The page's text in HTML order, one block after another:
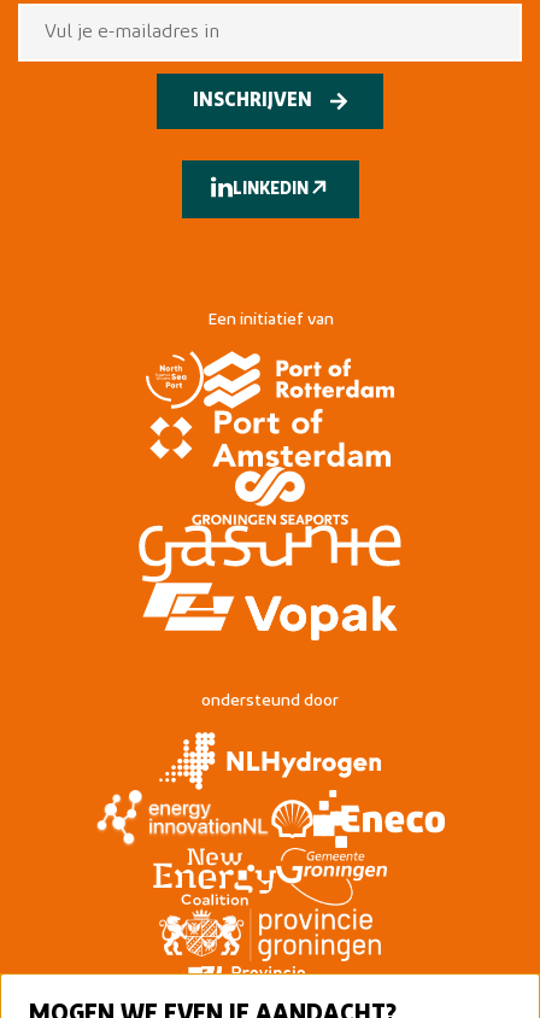
INSCHRIJVEN
LINKEDIN
Een initiatief van
ondersteund door